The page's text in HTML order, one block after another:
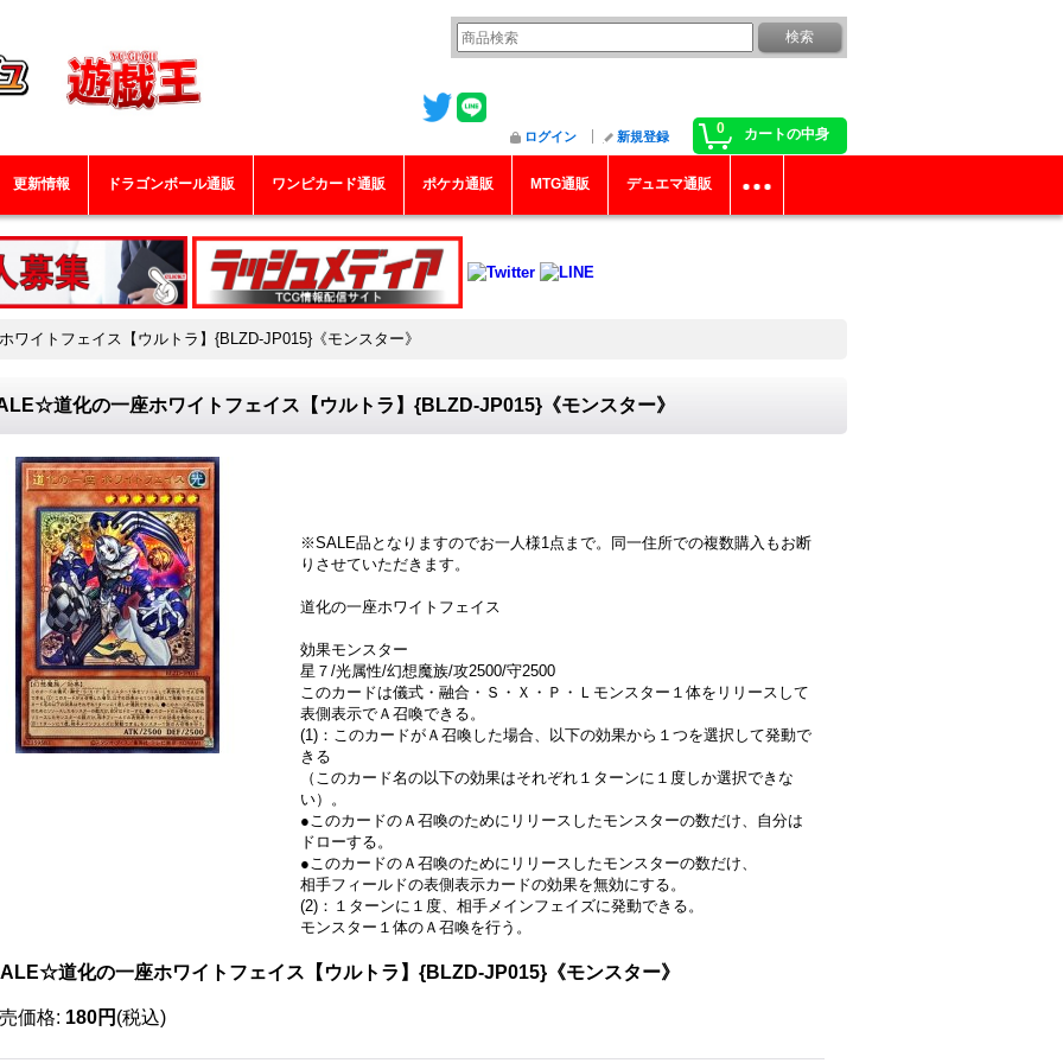
0 カートの中身
ログイン 新規登録
更新情報 ドラゴンボール通販 ワンピカード通販 ポケカ通販 MTG通販 デュエマ通販
イトフェイス【ウルトラ】{BLZD-JP015}《モンスター》
道化の一座ホワイトフェイス【ウルトラ】{BLZD-JP015}《モンスター》
※SALE品となりますのでお一人様1点まで。同一住所での複数購入もお断
りさせていただきます。
道化の一座ホワイトフェイス
効果モンスター
星７/光属性/幻想魔族/攻2500/守2500
このカードは儀式・融合・Ｓ・Ｘ・Ｐ・Ｌモンスター１体をリリースして
表側表示でＡ召喚できる。
(1)：このカードがＡ召喚した場合、以下の効果から１つを選択して発動で
きる
（このカード名の以下の効果はそれぞれ１ターンに１度しか選択できな
い）。
●このカードのＡ召喚のためにリリースしたモンスターの数だけ、自分は
ドローする。
●このカードのＡ召喚のためにリリースしたモンスターの数だけ、
相手フィールドの表側表示カードの効果を無効にする。
(2)：１ターンに１度、相手メインフェイズに発動できる。
モンスター１体のＡ召喚を行う。
道化の一座ホワイトフェイス【ウルトラ】{BLZD-JP015}《モンスター》
価格: 180円 (税込)